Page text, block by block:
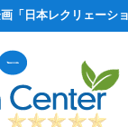
「日本レクリェーシ